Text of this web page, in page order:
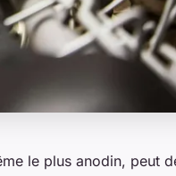
le plus anodin, peut